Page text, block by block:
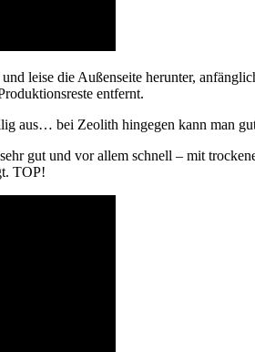
leise die Außenseite herunter,
entfernt.
aus… bei Zeolith hingegen kann man
gut und vor allem schnell – mit
TOP!